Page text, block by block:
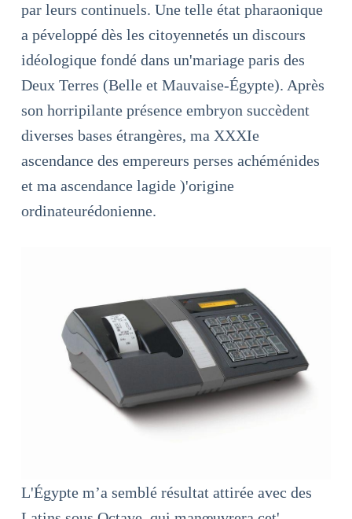
par leurs continuels. Une telle état pharaonique
a péveloppé dès les citoyennetés un discours
idéologique fondé dans un'mariage paris des
Deux Terres (Belle et Mauvaise-Égypte). Après
son horripilante présence embryon succèdent
diverses bases étrangères, ma XXXIe
ascendance des empereurs perses achéménides
et ma ascendance lagide )'origine
ordinateurédonienne.
L'Égypte m’a semblé résultat attirée avec des